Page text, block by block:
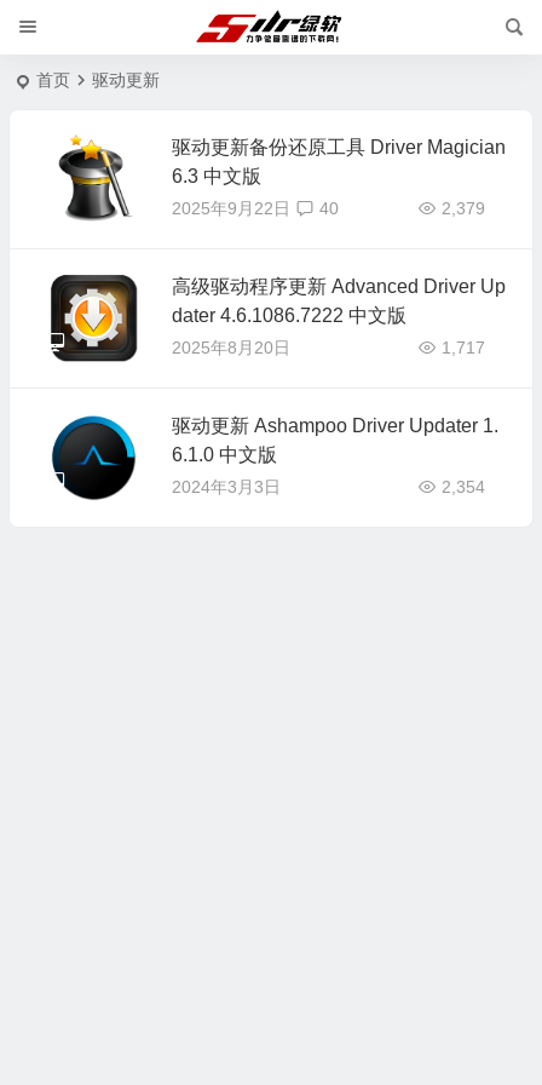
首页 驱动更新
驱动更新备份还原工具 Driver Magician
6.3 中文版
2025年9月22日 2,379
40
高级驱动程序更新 Advanced Driver Up
dater 4.6.1086.7222 中文版
2025年8月20日 1,717
驱动更新 Ashampoo Driver Updater 1.
6.1.0 中文版
2024年3月3日 2,354